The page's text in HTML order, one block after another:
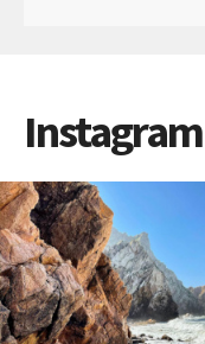
Instagram